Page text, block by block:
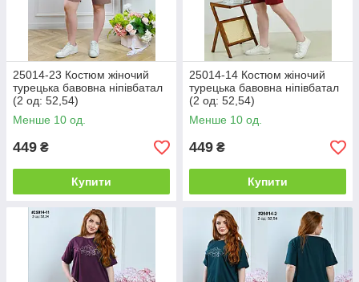
25014-23 Костюм жіночий
турецька бавовна ніпівбатал
(2 од: 52,54)
Менше 10 од.
449 ₴
Купити
25014-14 Костюм жіночий
турецька бавовна ніпівбатал
(2 од: 52,54)
Менше 10 од.
449 ₴
Купити